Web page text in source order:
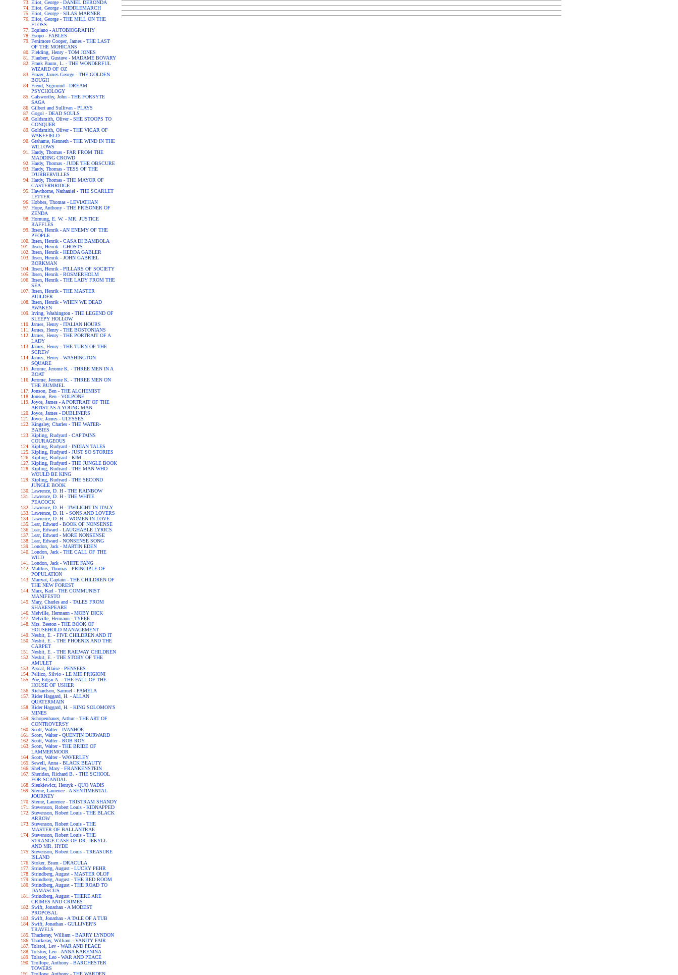
Eliot, George - DANIEL DERONDA
Eliot, George - MIDDLEMARCH
Eliot, George - SILAS MARNER
Eliot, George - THE MILL ON THE
FLOSS
Equiano - AUTOBIOGRAPHY
Esopo - FABLES
Fenimore Cooper, James - THE LAST
OF THE MOHICANS
Fielding, Henry - TOM JONES
Flaubert, Gustave - MADAME BOVARY
Frank Baum, L. - THE WONDERFUL
WIZARD OF OZ
Frazer, James George - THE GOLDEN
BOUGH
Freud, Sigmund - DREAM
PSYCHOLOGY
Galsworthy, John - THE FORSYTE
SAGA
Gilbert and Sullivan - PLAYS
Gogol - DEAD SOULS
Goldsmith, Oliver - SHE STOOPS TO
CONQUER
Goldsmith, Oliver - THE VICAR OF
WAKEFIELD
Grahame, Kenneth - THE WIND IN THE
WILLOWS
Hardy, Thomas - FAR FROM THE
MADDING CROWD
Hardy, Thomas - JUDE THE OBSCURE
Hardy, Thomas - TESS OF THE
D'URBERVILLES
Hardy, Thomas - THE MAYOR OF
CASTERBRIDGE
Hawthorne, Nathaniel - THE SCARLET
LETTER
Hobbes, Thomas - LEVIATHAN
Hope, Anthony - THE PRISONER OF
ZENDA
Hornung, E. W. - MR. JUSTICE
RAFFLES
Ibsen, Henrik - AN ENEMY OF THE
PEOPLE
Ibsen, Henrik - CASA DI BAMBOLA
Ibsen, Henrik - GHOSTS
Ibsen, Henrik - HEDDA GABLER
Ibsen, Henrik - JOHN GABRIEL
BORKMAN
Ibsen, Henrik - PILLARS OF SOCIETY
Ibsen, Henrik - ROSMERHOLM
Ibsen, Henrik - THE LADY FROM THE
SEA
Ibsen, Henrik - THE MASTER
BUILDER
Ibsen, Henrik - WHEN WE DEAD
AWAKEN
Irving, Washington - THE LEGEND OF
SLEEPY HOLLOW
James, Henry - ITALIAN HOURS
James, Henry - THE BOSTONIANS
James, Henry - THE PORTRAIT OF A
LADY
James, Henry - THE TURN OF THE
SCREW
James, Henry - WASHINGTON
SQUARE
Jerome, Jerome K. - THREE MEN IN A
BOAT
Jerome, Jerome K. - THREE MEN ON
THE BUMMEL
Jonson, Ben - THE ALCHEMIST
Jonson, Ben - VOLPONE
Joyce, James - A PORTRAIT OF THE
ARTIST AS A YOUNG MAN
Joyce, James - DUBLINERS
Joyce, James - ULYSSES
Kingsley, Charles - THE WATER-
BABIES
Kipling, Rudyard - CAPTAINS
COURAGEOUS
Kipling, Rudyard - INDIAN TALES
Kipling, Rudyard - JUST SO STORIES
Kipling, Rudyard - KIM
Kipling, Rudyard - THE JUNGLE BOOK
Kipling, Rudyard - THE MAN WHO
WOULD BE KING
Kipling, Rudyard - THE SECOND
JUNGLE BOOK
Lawrence, D. H - THE RAINBOW
Lawrence, D. H - THE WHITE
PEACOCK
Lawrence, D. H - TWILIGHT IN ITALY
Lawrence, D. H. - SONS AND LOVERS
Lawrence, D. H. - WOMEN IN LOVE
Lear, Edward - BOOK OF NONSENSE
Lear, Edward - LAUGHABLE LYRICS
Lear, Edward - MORE NONSENSE
Lear, Edward - NONSENSE SONG
London, Jack - MARTIN EDEN
London, Jack - THE CALL OF THE
WILD
London, Jack - WHITE FANG
Malthus, Thomas - PRINCIPLE OF
POPULATION
Marryat, Captain - THE CHILDREN OF
THE NEW FOREST
Marx, Karl - THE COMMUNIST
MANIFESTO
Mary, Charles and - TALES FROM
SHAKESPEARE
Melville, Hermann - MOBY DICK
Melville, Hermann - TYPEE
Mrs. Beeton - THE BOOK OF
HOUSEHOLD MANAGEMENT
Nesbit, E. - FIVE CHILDREN AND IT
Nesbit, E. - THE PHOENIX AND THE
CARPET
Nesbit, E. - THE RAILWAY CHILDREN
Nesbit, E. - THE STORY OF THE
AMULET
Pascal, Blaise - PENSEES
Pellico, Silvio - LE MIE PRIGIONI
Poe, Edgar A. - THE FALL OF THE
HOUSE OF USHER
Richardson, Samuel - PAMELA
Rider Haggard, H. - ALLAN
QUATERMAIN
Rider Haggard, H. - KING SOLOMON'S
MINES
Schopenhauer, Arthur - THE ART OF
CONTROVERSY
Scott, Walter - IVANHOE
Scott, Walter - QUENTIN DURWARD
Scott, Walter - ROB ROY
Scott, Walter - THE BRIDE OF
LAMMERMOOR
Scott, Walter - WAVERLEY
Sewell, Anna - BLACK BEAUTY
Shelley, Mary - FRANKENSTEIN
Sheridan, Richard B. - THE SCHOOL
FOR SCANDAL
Sienkiewicz, Henryk - QUO VADIS
Sterne, Laurence - A SENTIMENTAL
JOURNEY
Sterne, Laurence - TRISTRAM SHANDY
Stevenson, Robert Louis - KIDNAPPED
Stevenson, Robert Louis - THE BLACK
ARROW
Stevenson, Robert Louis - THE
MASTER OF BALLANTRAE
Stevenson, Robert Louis - THE
STRANGE CASE OF DR. JEKYLL
AND MR. HYDE
Stevenson, Robert Louis - TREASURE
ISLAND
Stoker, Bram - DRACULA
Strindberg, August - LUCKY PEHR
Strindberg, August - MASTER OLOF
Strindberg, August - THE RED ROOM
Strindberg, August - THE ROAD TO
DAMASCUS
Strindberg, August - THERE ARE
CRIMES AND CRIMES
Swift, Jonathan - A MODEST
PROPOSAL
Swift, Jonathan - A TALE OF A TUB
Swift, Jonathan - GULLIVER'S
TRAVELS
Thackeray, William - BARRY LYNDON
Thackeray, William - VANITY FAIR
Tolstoi, Lev - WAR AND PEACE
Tolstoy, Leo - ANNA KARENINA
Tolstoy, Leo - WAR AND PEACE
Trollope, Anthony - BARCHESTER
TOWERS
Trollope, Anthony - THE WARDEN